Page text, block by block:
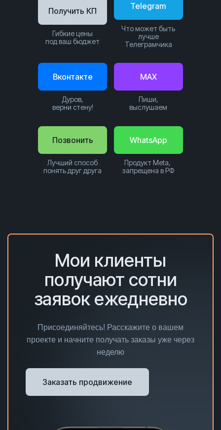
Позвонить
Лучший способ
понять друг друга
WhatsApp
Продукт Meta,
запрещена в РФ
Telegram
Что может быть
лучше
Телеграмчика
Вконтакте
Дуров,
верни стену!
Получить КП
Гибкие цены
под ваш бюджет
MAX
Пиши,
выслушаем
Мои клиенты
получают сотни
заявок ежедневно
Присоединяйтесь! Расскажите о вашем
проекте и начните получать заказы уже через
неделю
Заказать продвижение